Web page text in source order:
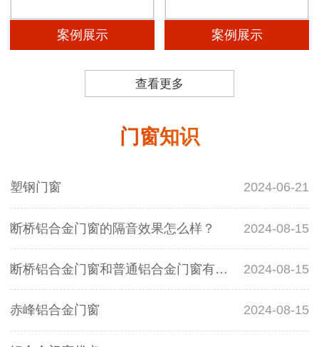
案例展示 案例展示
查看更多
门窗知识
塑钢门窗 2024-06-21
断桥铝合金门窗的隔音效果怎么样？ 2024-08-15
断桥铝合金门窗和普通铝合金门窗有什么区别？ 2024-08-15
赤峰铝合金门窗 2024-08-15